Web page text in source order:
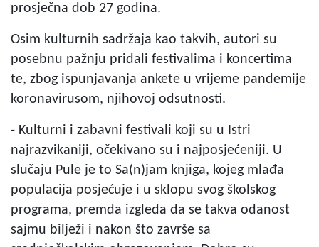
prosječna dob 27 godina.
Osim kulturnih sadržaja kao takvih, autori su
posebnu pažnju pridali festivalima i koncertima
te, zbog ispunjavanja ankete u vrijeme pandemije
koronavirusom, njihovoj odsutnosti.
- Kulturni i zabavni festivali koji su u Istri
najrazvikaniji, očekivano su i najposjećeniji. U
slučaju Pule je to Sa(n)jam knjiga, kojeg mlađa
populacija posjećuje i u sklopu svog školskog
programa, premda izgleda da se takva odanost
sajmu bilježi i nakon što završe sa